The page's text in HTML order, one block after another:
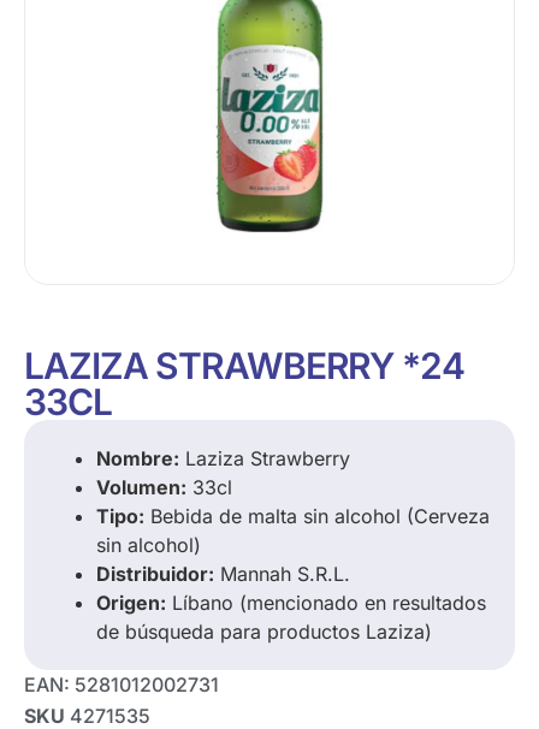
LAZIZA STRAWBERRY *24
33CL
Nombre: Laziza Strawberry
Volumen: 33cl
Tipo: Bebida de malta sin alcohol (Cerveza
sin alcohol)
Distribuidor: Mannah S.R.L.
Origen: Líbano (mencionado en resultados
de búsqueda para productos Laziza)
EAN: 5281012002731
SKU 4271535